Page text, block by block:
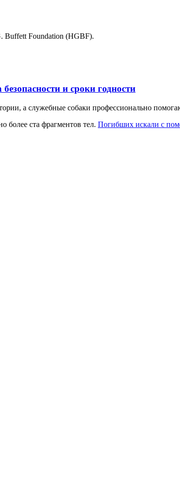
Buffett Foundation (HGBF).
и сроки годности
а служебные собаки профессионально
более ста фрагментов тел. Погибших искали с